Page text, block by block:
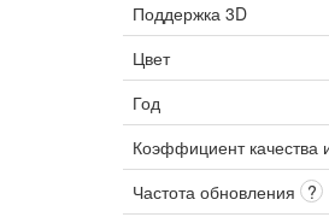
Поддержка 3D
Цвет
Год
Коэффициент качества
Частота обновления ?